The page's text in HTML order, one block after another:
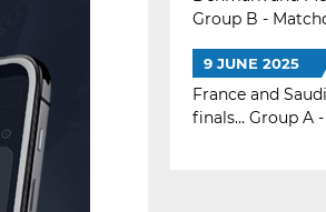
Group B -
9 JUNE 2025
France and
finals... Group A